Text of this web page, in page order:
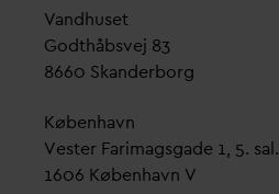
Vandhuset
Godthåbsvej 83
8660 Skanderborg
København
Vester Farimagsgade 1, 5. sal.
1606 København V